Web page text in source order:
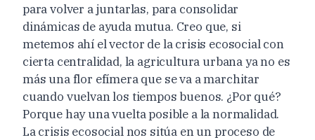
para volver a juntarlas, para consolidar
dinámicas de ayuda mutua. Creo que, si
metemos ahí el vector de la crisis ecosocial con
cierta centralidad, la agricultura urbana ya no es
más una flor efímera que se va a marchitar
cuando vuelvan los tiempos buenos. ¿Por qué?
Porque hay una vuelta posible a la normalidad.
La crisis ecosocial nos sitúa en un proceso de